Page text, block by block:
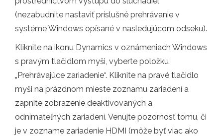
(nezabudnite nastaviť príslušné prehrávanie v
systéme Windows opísané v nasledujúcom odseku).
Kliknite na ikonu Dynamics v oznámeniach Windows
s pravým tlačidlom myši, vyberte položku
„Prehrávajúce zariadenie“. Kliknite na pravé tlačidlo
myši na prázdnom mieste zoznamu zariadení a
zapnite zobrazenie deaktivovaných a
odnímateľných zariadení. Venujte pozornosť tomu, či
je v zozname zariadenie HDMI (môže byť viac ako